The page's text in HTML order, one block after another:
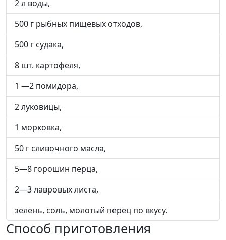
2 л воды,
500 г рыбных пищевых отходов,
500 г судака,
8 шт. картофеля,
1 —2 помидора,
2 луковицы,
1 морковка,
50 г сливочного масла,
5—8 горошин перца,
2—3 лавровых листа,
зелень, соль, молотый перец по вкусу.
Способ приготовления